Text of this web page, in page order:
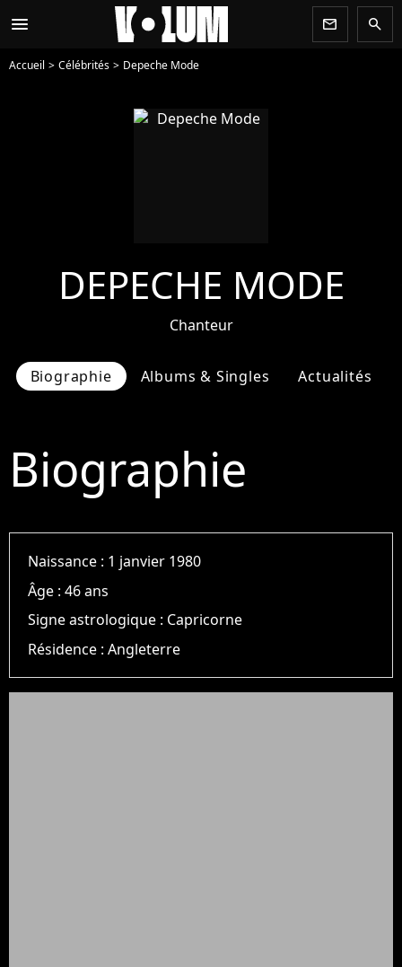
menu newsletter search
Accueil Célébrités Depeche Mode
DEPECHE MODE
Chanteur
Biographie Albums & Singles Actualités
Biographie
Naissance : 1 janvier 1980
Âge :46 ans
Signe astrologique : Capricorne
Résidence :Angleterre